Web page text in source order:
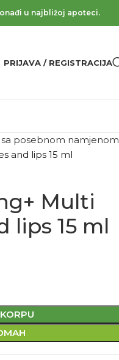
u najbližoj apoteci.
PRIJAVA / REGISTRACIJA
posebnom namjenom
and lips 15 ml
Multi
lips 15 ml